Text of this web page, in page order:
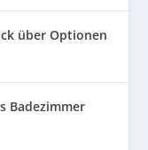
über Optionen
Badezimmer